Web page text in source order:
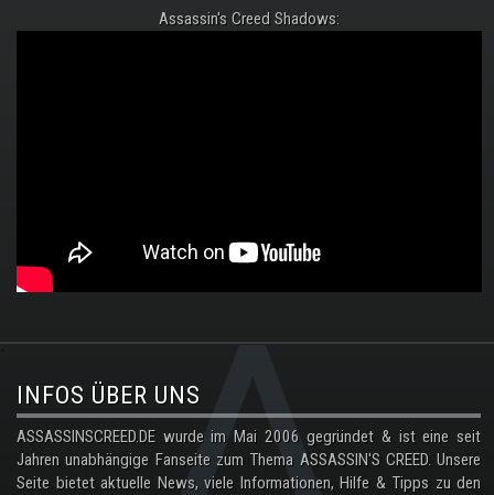
Assassin's Creed Shadows:
.
INFOS ÜBER UNS
ASSASSINSCREED.DE wurde im Mai 2006 gegründet & ist eine seit
Jahren unabhängige Fanseite zum Thema ASSASSIN'S CREED. Unsere
Seite bietet aktuelle News, viele Informationen, Hilfe & Tipps zu den